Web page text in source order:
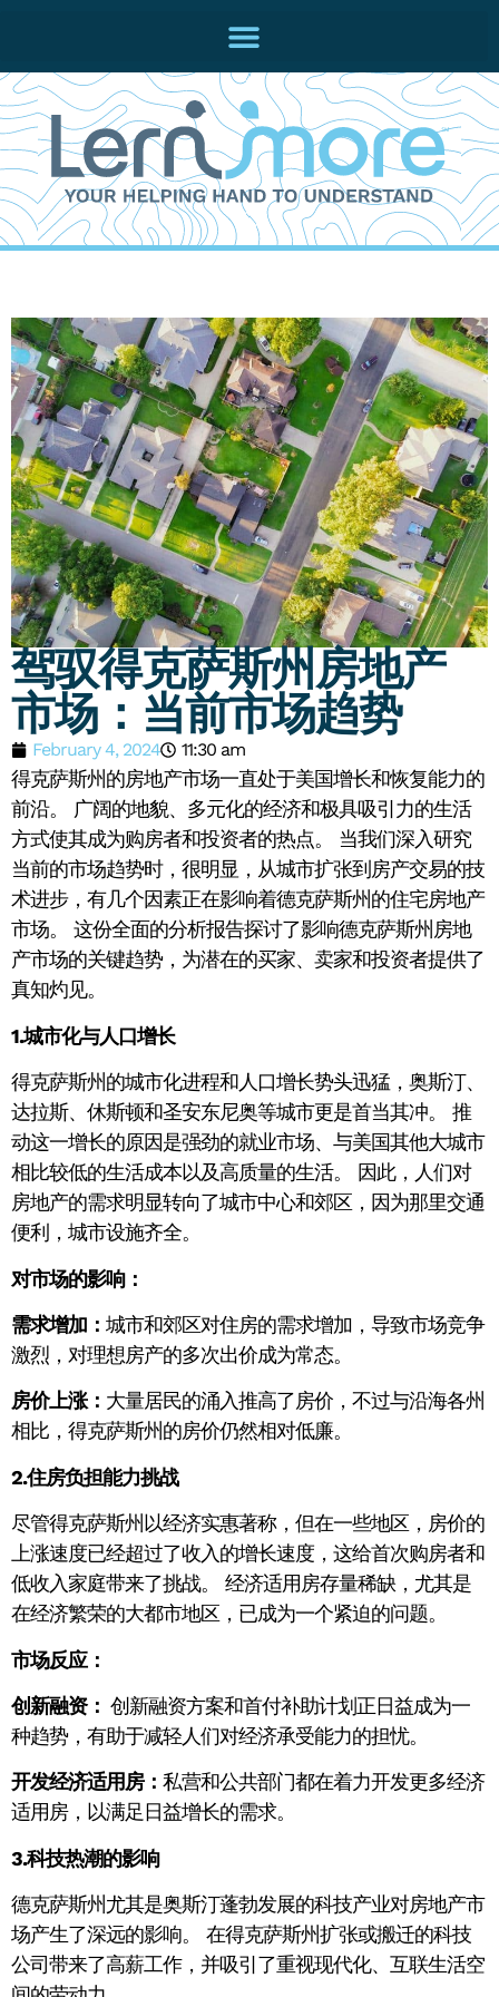
驾驭得克萨斯州房地产
市场：当前市场趋势
February 4, 2024 11:30 am
得克萨斯州的房地产市场一直处于美国增长和恢复能力的
前沿。 广阔的地貌、多元化的经济和极具吸引力的生活
方式使其成为购房者和投资者的热点。 当我们深入研究
当前的市场趋势时，很明显，从城市扩张到房产交易的技
术进步，有几个因素正在影响着德克萨斯州的住宅房地产
市场。 这份全面的分析报告探讨了影响德克萨斯州房地
产市场的关键趋势，为潜在的买家、卖家和投资者提供了
真知灼见。
1.城市化与人口增长
得克萨斯州的城市化进程和人口增长势头迅猛，奥斯汀、
达拉斯、休斯顿和圣安东尼奥等城市更是首当其冲。 推
动这一增长的原因是强劲的就业市场、与美国其他大城市
相比较低的生活成本以及高质量的生活。 因此，人们对
房地产的需求明显转向了城市中心和郊区，因为那里交通
便利，城市设施齐全。
对市场的影响：
需求增加： 城市和郊区对住房的需求增加，导致市场竞争
激烈，对理想房产的多次出价成为常态。
房价上涨： 大量居民的涌入推高了房价，不过与沿海各州
相比，得克萨斯州的房价仍然相对低廉。
2.住房负担能力挑战
尽管得克萨斯州以经济实惠著称，但在一些地区，房价的
上涨速度已经超过了收入的增长速度，这给首次购房者和
低收入家庭带来了挑战。 经济适用房存量稀缺，尤其是
在经济繁荣的大都市地区，已成为一个紧迫的问题。
市场反应：
创新融资： 创新融资方案和首付补助计划正日益成为一
种趋势，有助于减轻人们对经济承受能力的担忧。
开发经济适用房： 私营和公共部门都在着力开发更多经济
适用房，以满足日益增长的需求。
3.科技热潮的影响
德克萨斯州尤其是奥斯汀蓬勃发展的科技产业对房地产市
场产生了深远的影响。 在得克萨斯州扩张或搬迁的科技
公司带来了高薪工作，并吸引了重视现代化、互联生活空